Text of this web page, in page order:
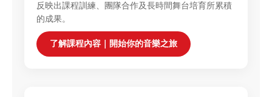
反映出課程訓練、團隊合作及長時間舞台培育所累積
的成果。
了解課程內容｜開始你的音樂之旅